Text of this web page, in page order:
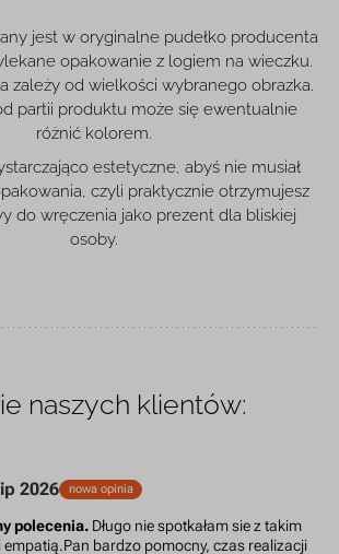
jest w oryginalne pudełko producenta
opakowanie z logiem na wieczku.
zależy od wielkości wybranego obrazka.
partii produktu może się ewentualnie
różnić kolorem.
estetyczne, abyś nie musiał
czyli praktycznie otrzymujesz
do wręczenia jako prezent dla bliskiej
osoby.
naszych klientów:
2026 nowa opinia
polecenia. Długo nie spotkałam sie z takim
bardzo pomocny, czas realizacji